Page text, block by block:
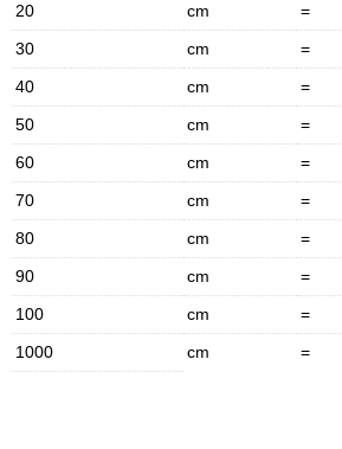
20
cm =
30
cm =
40
cm =
50
cm =
60
cm =
70
cm =
80
cm =
90
cm =
100
cm =
1000
cm =